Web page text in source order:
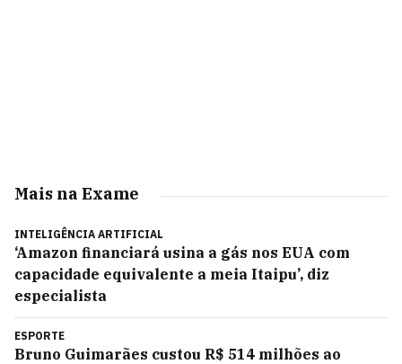
Mais na Exame
INTELIGÊNCIA ARTIFICIAL
‘Amazon financiará usina a gás nos EUA com
capacidade equivalente a meia Itaipu’, diz
especialista
ESPORTE
Bruno Guimarães custou R$ 514 milhões ao